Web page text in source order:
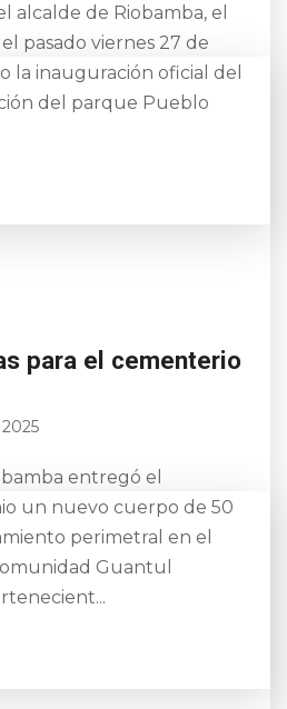
alcalde de Riobamba, el
pasado viernes 27 de
la inauguración oficial del
del parque Pueblo
para el cementerio
entregó el
un nuevo cuerpo de 50
perimetral en el
Guantul